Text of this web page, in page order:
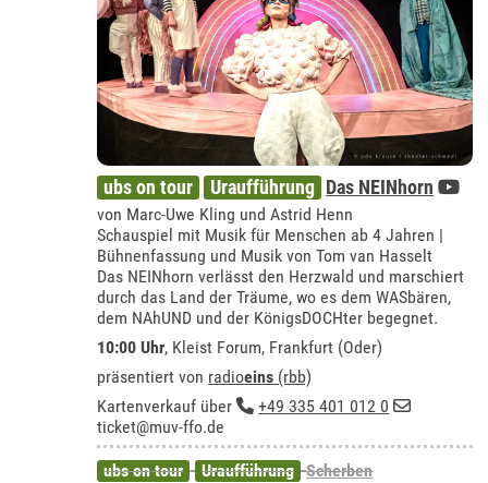
ubs on tour Uraufführung Das NEINhorn
von Marc-Uwe Kling und Astrid Henn
Schauspiel mit Musik für Menschen ab 4 Jahren |
Bühnenfassung und Musik von Tom van Hasselt
Das NEINhorn verlässt den Herzwald und marschiert
durch das Land der Träume, wo es dem WASbären,
dem NAhUND und der KönigsDOCHter begegnet.
10:00 Uhr, Kleist Forum, Frankfurt (Oder)
präsentiert von radioeins (rbb)
Kartenverkauf über
+49 335 401 012 0
ticket@muv-ffo.de
ubs on tour Uraufführung Scherben